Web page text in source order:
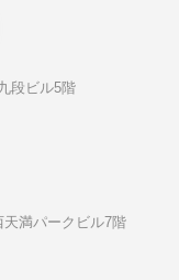
段ビル5階
天満パークビル7階